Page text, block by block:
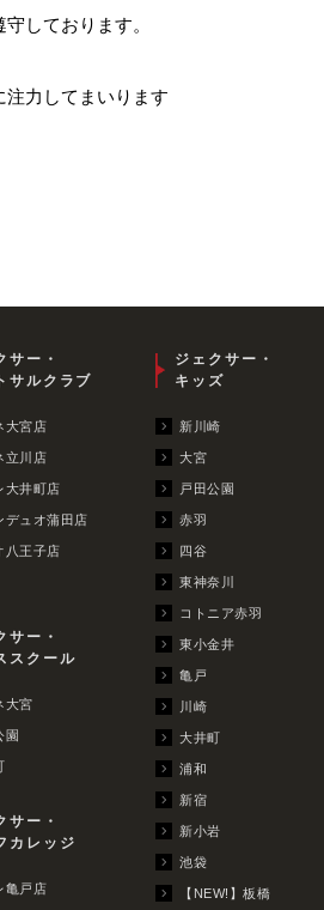
しております。
注力してまいります
サー・
サルクラブ
大宮店
立川店
大井町店
デュオ蒲田店
八王子店
サー・
スクール
大宮
園
サー・
カレッジ
亀戸店
ジェクサー・
キッズ
新川崎
大宮
戸田公園
赤羽
四谷
東神奈川
コトニア赤羽
東小金井
亀戸
川崎
大井町
浦和
新宿
新小岩
池袋
【NEW!】板橋